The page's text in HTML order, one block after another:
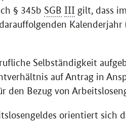
§ 345b SGB III gilt, dass
Kalenderjahr
Selbständigkeit
auf Antrag in
den Bezug von
orientiert sich